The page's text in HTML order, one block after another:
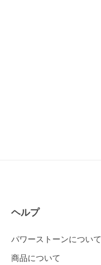
ヘルプ
パワーストーンについて
商品について